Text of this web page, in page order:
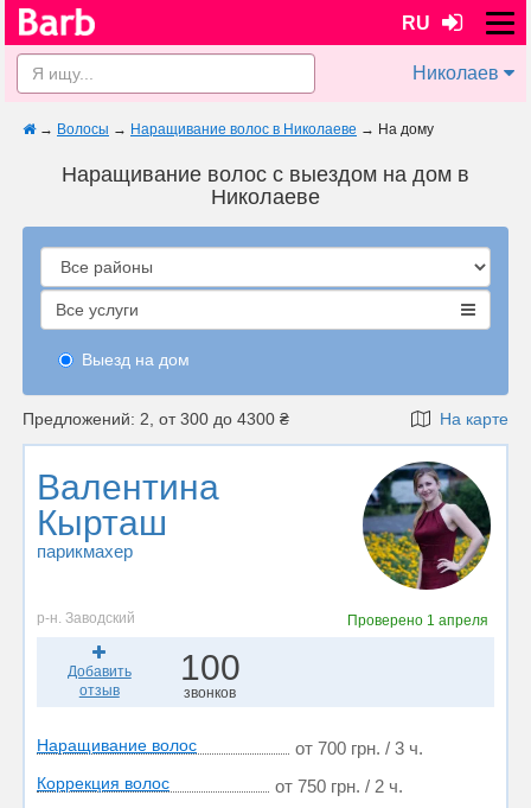
RU
Николаев
→ Волосы → Наращивание волос в Николаеве → На дому
Наращивание волос с выездом на дом в
Николаеве
Все услуги
Выезд на дом
Предложений: 2, от 300 до 4300 ₴ На карте
Валентина
Кырташ
парикмахер
р-н. Заводский Проверено 1 апреля
Добавить
отзыв
100
звонков
Наращивание волос от 700 грн. / 3 ч.
Коррекция волос
от 750 грн. / 2 ч.